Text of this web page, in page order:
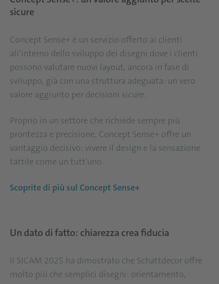
sicure
Concept Sense+ è un servizio offerto ai clienti
all’interno dello sviluppo dei disegni dove i clienti
possono valutare nuovi layout, ancora in fase di
sviluppo, già con una struttura adeguata: un vero
valore aggiunto per decisioni sicure.
Proprio in un settore che richiede sempre più
prontezza e precisione, Concept Sense+ offre un
vantaggio decisivo: vivere il design e la sensazione
tattile come un tutt'uno.
Scoprite di più sul Concept Sense+
Un dato di fatto: chiarezza crea fiducia
Il SICAM 2025 ha dimostrato che Schattdecor offre
molto più che semplici disegni: orientamento,